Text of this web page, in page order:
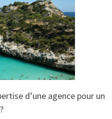
d’une agence pour un